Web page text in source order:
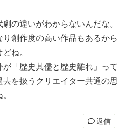
の違いがわからないんだな。
創作度の高い作品もあるから
ね。
「歴史其儘と歴史離れ」って
を扱うクリエイター共通の思
返信